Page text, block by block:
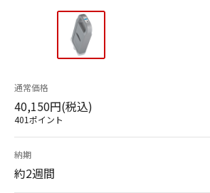
通常価格
40,150円(税込)
401ポイント
納期
約2週間